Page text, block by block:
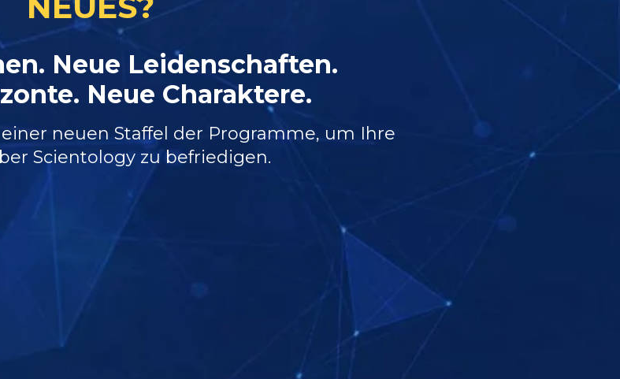
Neue Leidenschaften.
Neue Charaktere.
neuen Staffel der Programme, um Ihre
Scientology zu befriedigen.